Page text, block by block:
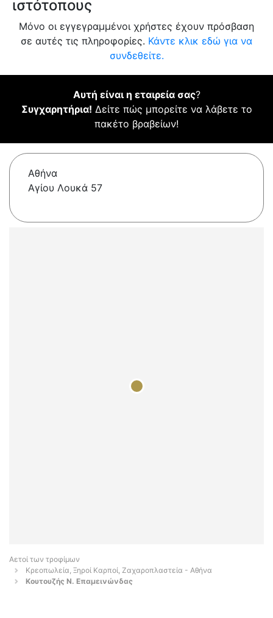
ιστότοπους
Μόνο οι εγγεγραμμένοι χρήστες έχουν πρόσβαση
σε αυτές τις πληροφορίες. Κάντε κλικ εδώ για να
συνδεθείτε.
Αυτή είναι η εταιρεία σας?
Συγχαρητήρια! Δείτε πώς μπορείτε να λάβετε το
πακέτο βραβείων!
Αθήνα
Αγίου Λουκά 57
Αετοί των τροφίμων
Κρεοπωλεία, Ξηροί Καρποί, Ζαχαροπλαστεία - Αθήνα
Κουτουζής Ν. Επαμεινώνδας